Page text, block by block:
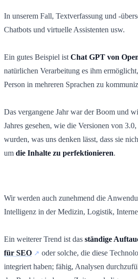
In unserem Fall, Textverfassung und -
Chatbots und virtuelle Assistenten usw.
Ein gutes Beispiel ist Chat GPT von
natürlichen Verarbeitung es ihm
Person in mehreren Sprachen zu
Das vergangene Jahr war der Boom und
Jahres gesehen, wie die Versionen von
wurden, was uns denken lässt, dass sie
um die Inhalte zu perfektionieren.
Wir werden auch zunehmend die
Intelligenz in der Medizin, Logistik,
Ein weiterer Trend ist das ständige
für SEO
oder solche, die diese
integriert haben; fähig, Analysen